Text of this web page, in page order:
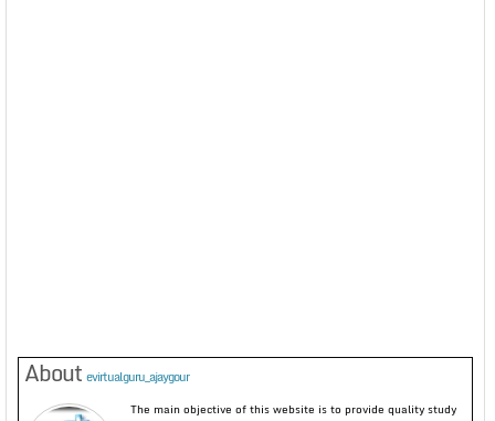
About evirtualguru_ajaygour
The main objective of this website is to provide quality study